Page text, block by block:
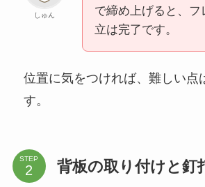
しゅん
で締め上げると、フ
立は完了です。
位置に気をつければ、難しい点
す。
STEP 背板の取り付けと釘